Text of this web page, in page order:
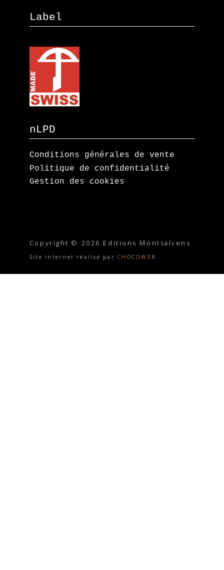
Label
nLPD
Conditions générales de vente
Politique de confidentialité
Gestion des cookies
Copyright © 2026 Editions Montsalvens
Site internet réalisé parCHOCOWEB